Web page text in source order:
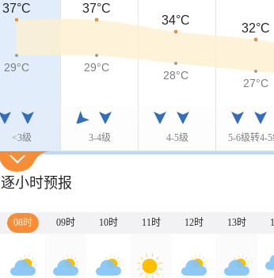
<3级 3-4级 4-5级 5-6级转4-5
37°C
37°C
34°C
32°C
29°C 29°C
28°C
27°C
逐小时预报
08时 09时 10时 11时 12时 13时